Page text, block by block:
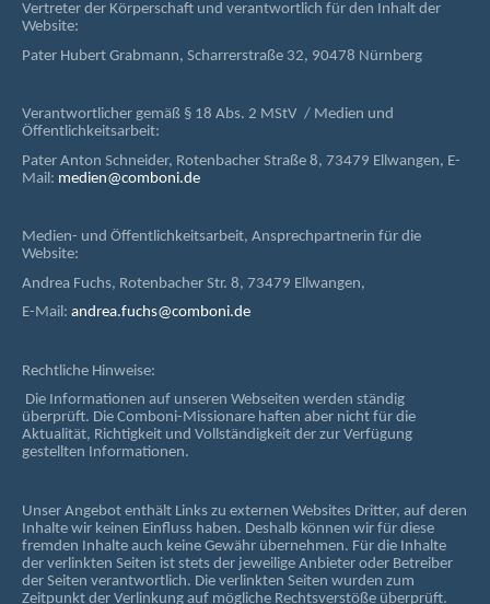
Vertreter der Körperschaft und verantwortlich für den Inhalt der
Website:
Pater Hubert Grabmann, Scharrerstraße 32, 90478 Nürnberg
Verantwortlicher gemäß § 18 Abs. 2 MStV / Medien und
Öffentlichkeitsarbeit:
Pater Anton Schneider, Rotenbacher Straße 8, 73479 Ellwangen, E-
Mail: medien@comboni.de
Medien- und Öffentlichkeitsarbeit, Ansprechpartnerin für die
Website:
Andrea Fuchs, Rotenbacher Str. 8, 73479 Ellwangen,
E-Mail: andrea.fuchs@comboni.de
Rechtliche Hinweise:
Die Informationen auf unseren Webseiten werden ständig
überprüft. Die Comboni-Missionare haften aber nicht für die
Aktualität, Richtigkeit und Vollständigkeit der zur Verfügung
gestellten Informationen.
Unser Angebot enthält Links zu externen Websites Dritter, auf deren
Inhalte wir keinen Einfluss haben. Deshalb können wir für diese
fremden Inhalte auch keine Gewähr übernehmen. Für die Inhalte
der verlinkten Seiten ist stets der jeweilige Anbieter oder Betreiber
der Seiten verantwortlich. Die verlinkten Seiten wurden zum
Zeitpunkt der Verlinkung auf mögliche Rechtsverstöße überprüft.